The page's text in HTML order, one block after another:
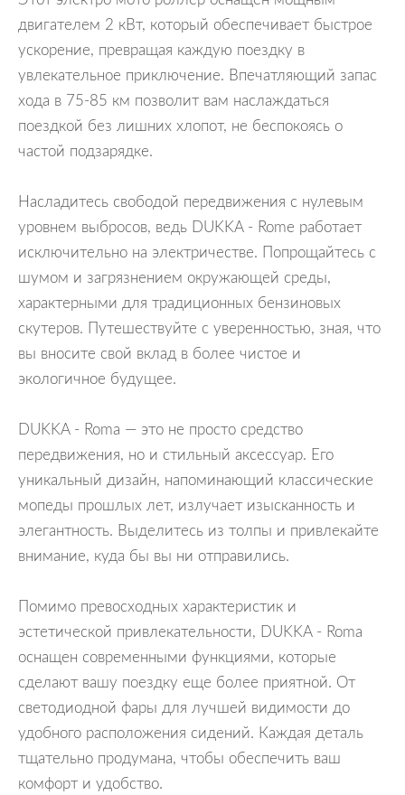
двигателем 2 кВт, который обеспечивает быстрое
ускорение, превращая каждую поездку в
увлекательное приключение. Впечатляющий запас
хода в 75-85 км позволит вам наслаждаться
поездкой без лишних хлопот, не беспокоясь о
частой подзарядке.
Насладитесь свободой передвижения с нулевым
уровнем выбросов, ведь DUKKA - Rome работает
исключительно на электричестве. Попрощайтесь с
шумом и загрязнением окружающей среды,
характерными для традиционных бензиновых
скутеров. Путешествуйте с уверенностью, зная, что
вы вносите свой вклад в более чистое и
экологичное будущее.
DUKKA - Roma — это не просто средство
передвижения, но и стильный аксессуар. Его
уникальный дизайн, напоминающий классические
мопеды прошлых лет, излучает изысканность и
элегантность. Выделитесь из толпы и привлекайте
внимание, куда бы вы ни отправились.
Помимо превосходных характеристик и
эстетической привлекательности, DUKKA - Roma
оснащен современными функциями, которые
сделают вашу поездку еще более приятной. От
светодиодной фары для лучшей видимости до
удобного расположения сидений. Каждая деталь
тщательно продумана, чтобы обеспечить ваш
комфорт и удобство.